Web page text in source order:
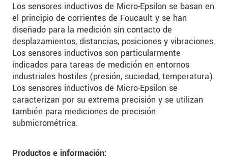
Los sensores inductivos de Micro-Epsilon se basan en
el principio de corrientes de Foucault y se han
diseñado para la medición sin contacto de
desplazamientos, distancias, posiciones y vibraciones.
Los sensores inductivos son particularmente
indicados para tareas de medición en entornos
industriales hostiles (presión, suciedad, temperatura).
Los sensores inductivos de Micro-Epsilon se
caracterizan por su extrema precisión y se utilizan
también para mediciones de precisión
submicrométrica.
Productos e información: